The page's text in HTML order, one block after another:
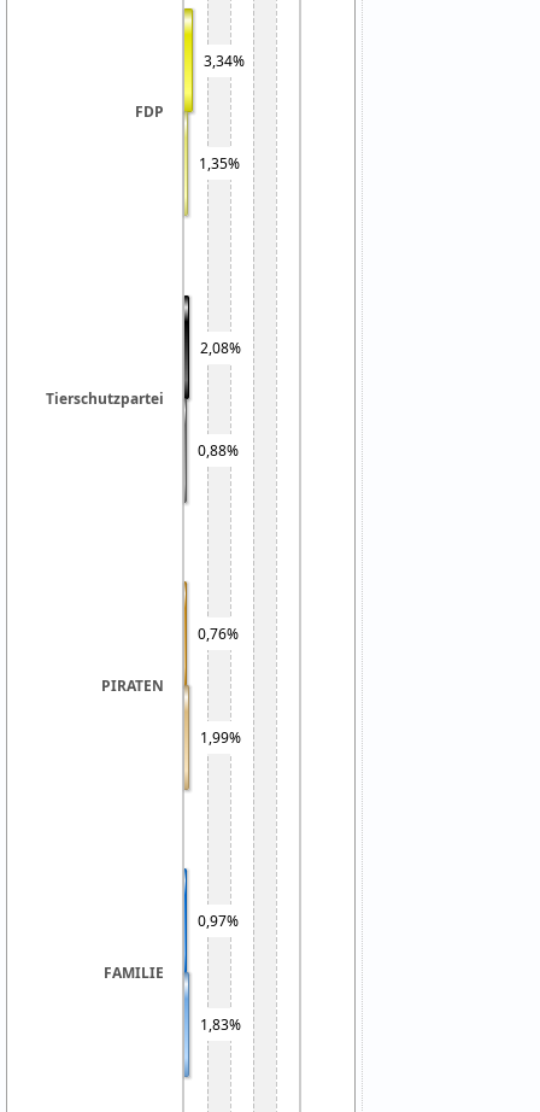
FDP
Tierschutzpartei
PIRATEN
FAMILIE
3,34%
2,08%
0,76%
0,97%
1,35%
0,88%
1,99%
1,83%